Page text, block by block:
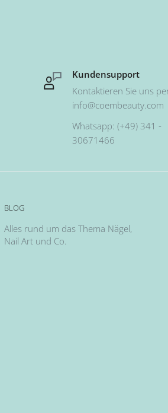
Kundensupport
Kontaktieren Sie uns
info@coembeauty.com
Whatsapp: (+49) 341 -
30671466
BLOG
Alles rund um das Thema Nägel,
Nail Art und Co.